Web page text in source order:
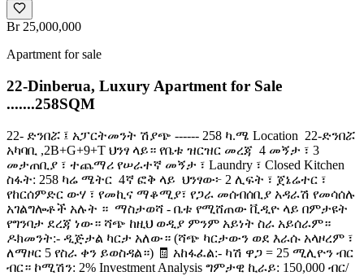
Br 25,000,000
Apartment for sale
22-Dinberua, Luxury Apartment for Sale
.......258SQM
22- ድንበሯ ፤ አፓርትመንት ሽያጭ ------ 258 ካ.ሜ Location ️ 22-ድንበሯ
አካባቢ ,2B+G+9+T ህንፃ ላይ። የቤቱ ዝርዝር መረጃ ️ 4 መኝታ ፣ 3
መታጠቢያ ፣ ተጨማሪ የሠራተኛ መኝታ ፣ Laundry ፣ Closed Kitchen ️
ስፋት: 258 ካሬ ሜትር ️ 4ኛ ፎቅ ላይ ️ ህንፃው፦ 2 ሊፍት ፣ ጀኔሬተር ፣
የከርሰምድር ውሃ ፣ የመኪና ማቆሚያ፣ የጋራ መሰብሰቢያ አዳራሽ የመሳሰሉ
አገልግሎቶች አሉት ። ️ ማስታወሻ - ቤቱ የሚሸጠው ቪዲዮ ላይ በምታዩት
የግንባታ ደረጃ ነው። ሻጭ ከዚህ ወዲያ ምንም አይነት ስራ አይሰራም።
ዶክመንት:- ዲጅታል ካርታ አለው። (ሻጭ ካርታውን ወደ እራሱ አላዞረም ፣
ለማዞር 5 የስራ ቀን ይወስዳል።) 🧾 አከፋፈል:- ካሽ ዋጋ = 25 ሚሊዮን ብር
ብር። ኮሚሽን: 2% Investment Analysis ግምታዊ ኪራይ: 150,000 ብር/